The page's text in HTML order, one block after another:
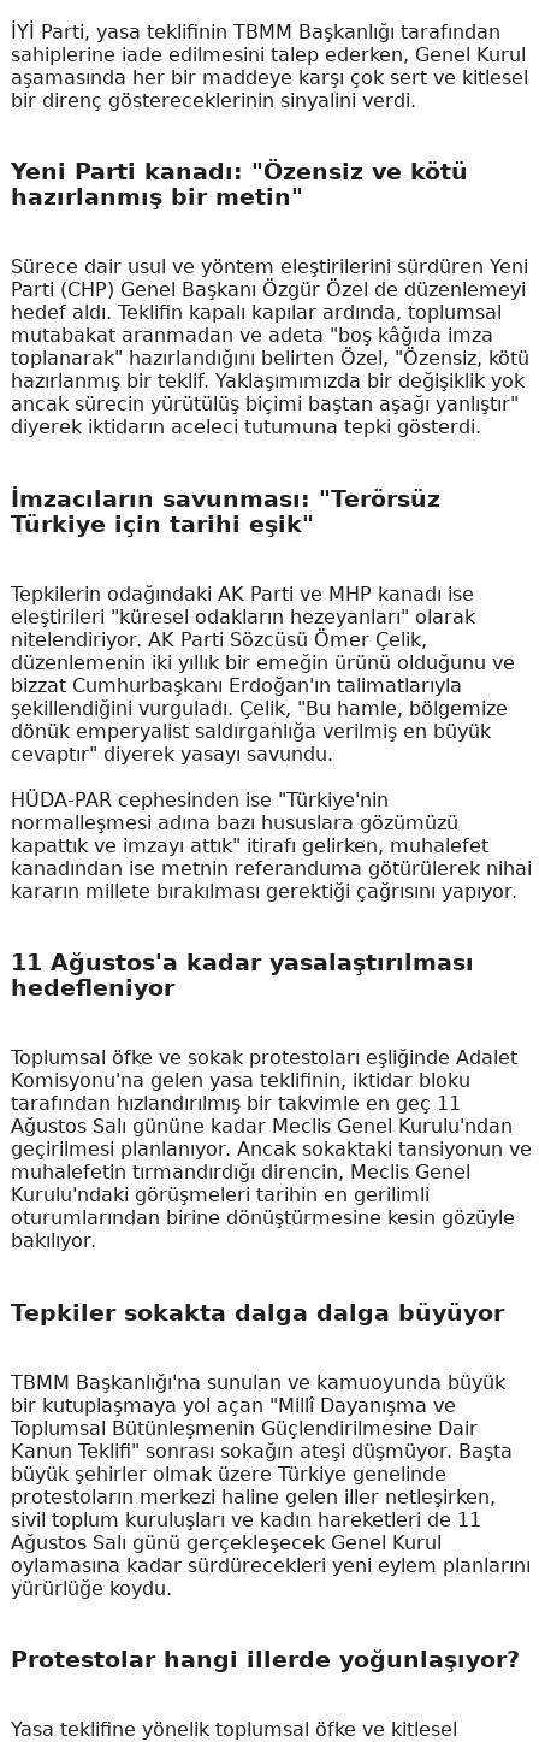
İYİ Parti, yasa teklifinin TBMM Başkanlığı tarafından
sahiplerine iade edilmesini talep ederken, Genel Kurul
aşamasında her bir maddeye karşı çok sert ve kitlesel
bir direnç göstereceklerinin sinyalini verdi.
Yeni Parti kanadı: "Özensiz ve kötü
hazırlanmış bir metin"
Sürece dair usul ve yöntem eleştirilerini sürdüren Yeni
Parti (CHP) Genel Başkanı Özgür Özel de düzenlemeyi
hedef aldı. Teklifin kapalı kapılar ardında, toplumsal
mutabakat aranmadan ve adeta "boş kâğıda imza
toplanarak" hazırlandığını belirten Özel, "Özensiz, kötü
hazırlanmış bir teklif. Yaklaşımımızda bir değişiklik yok
ancak sürecin yürütülüş biçimi baştan aşağı yanlıştır"
diyerek iktidarın aceleci tutumuna tepki gösterdi.
İmzacıların savunması: "Terörsüz
Türkiye için tarihi eşik"
Tepkilerin odağındaki AK Parti ve MHP kanadı ise
eleştirileri "küresel odakların hezeyanları" olarak
nitelendiriyor. AK Parti Sözcüsü Ömer Çelik,
düzenlemenin iki yıllık bir emeğin ürünü olduğunu ve
bizzat Cumhurbaşkanı Erdoğan'ın talimatlarıyla
şekillendiğini vurguladı. Çelik, "Bu hamle, bölgemize
dönük emperyalist saldırganlığa verilmiş en büyük
cevaptır" diyerek yasayı savundu.
HÜDA-PAR cephesinden ise "Türkiye'nin
normalleşmesi adına bazı hususlara gözümüzü
kapattık ve imzayı attık" itirafı gelirken, muhalefet
kanadından ise metnin referanduma götürülerek nihai
kararın millete bırakılması gerektiği çağrısını yapıyor.
11 Ağustos'a kadar yasalaştırılması
hedefleniyor
Toplumsal öfke ve sokak protestoları eşliğinde Adalet
Komisyonu'na gelen yasa teklifinin, iktidar bloku
tarafından hızlandırılmış bir takvimle en geç 11
Ağustos Salı gününe kadar Meclis Genel Kurulu'ndan
geçirilmesi planlanıyor. Ancak sokaktaki tansiyonun ve
muhalefetin tırmandırdığı direncin, Meclis Genel
Kurulu'ndaki görüşmeleri tarihin en gerilimli
oturumlarından birine dönüştürmesine kesin gözüyle
bakılıyor.
Tepkiler sokakta dalga dalga büyüyor
TBMM Başkanlığı'na sunulan ve kamuoyunda büyük
bir kutuplaşmaya yol açan "Millî Dayanışma ve
Toplumsal Bütünleşmenin Güçlendirilmesine Dair
Kanun Teklifi" sonrası sokağın ateşi düşmüyor. Başta
büyük şehirler olmak üzere Türkiye genelinde
protestoların merkezi haline gelen iller netleşirken,
sivil toplum kuruluşları ve kadın hareketleri de 11
Ağustos Salı günü gerçekleşecek Genel Kurul
oylamasına kadar sürdürecekleri yeni eylem planlarını
yürürlüğe koydu.
Protestolar hangi illerde yoğunlaşıyor?
Yasa teklifine yönelik toplumsal öfke ve kitlesel